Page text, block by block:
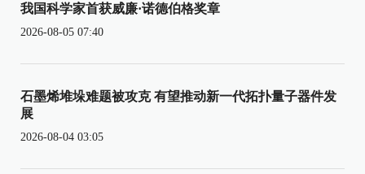
我国科学家首获威廉·诺德伯格奖章
2026-08-05 07:40
石墨烯堆垛难题被攻克 有望推动新一代拓扑量子器件发
展
2026-08-04 03:05